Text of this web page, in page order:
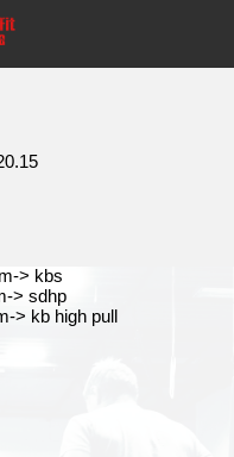
> kbs
> sdhp
> kb high pull